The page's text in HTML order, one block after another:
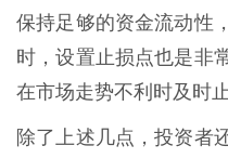
保持足够的资金流动性
时，设置止损点也是非
在市场走势不利时及时
除了上述几点，投资者